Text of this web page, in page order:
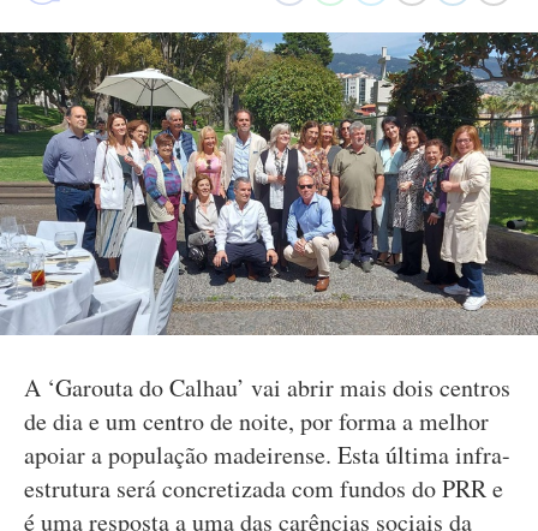
A ‘Garouta do Calhau’ vai abrir mais dois centros
de dia e um centro de noite, por forma a melhor
apoiar a população madeirense. Esta última infra-
estrutura será concretizada com fundos do PRR e
é uma resposta a uma das carências sociais da